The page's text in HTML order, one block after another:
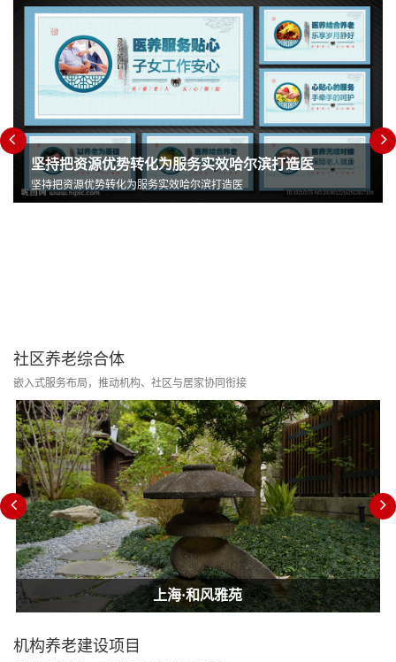
坚持把资源优势转化为服务实效哈尔滨打造医
坚持把资源优势转化为服务实效哈尔滨打造医
社区养老综合体
嵌入式服务布局，推动机构、社区与居家协同衔接
上海·和风雅苑
上海·和风雅苑
上海·和风雅苑
机构养老建设项目